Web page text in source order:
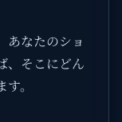
あなたのショ
、そこにどん
。